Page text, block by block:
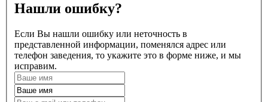
Нашли ошибку?
Если Вы нашли ошибку или неточность в
представленной информации, поменялся адрес или
телефон заведения, то укажите это в форме ниже, и мы
исправим.